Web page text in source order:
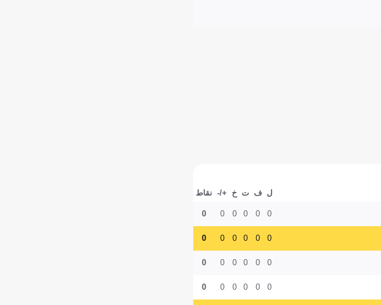
ل ف ت خ +/- نقاط
0
0
0
0
0
0
0
0
0
0
0
0
0
0
0
0
0
0
0
0
0
0
0
0